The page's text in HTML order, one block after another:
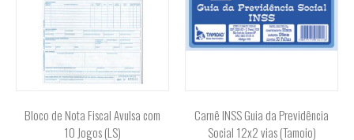
Bloco de Nota Fiscal Avulsa com
10 Jogos (LS)
Carnê INSS Guia da Previdência
Social 12x2 vias (Tamoio)